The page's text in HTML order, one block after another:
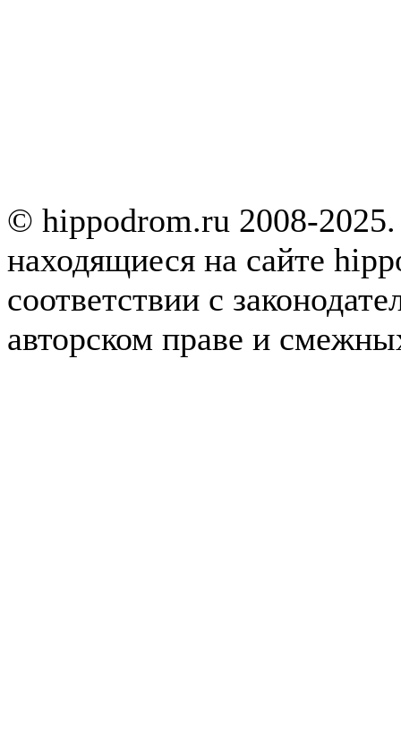
© hippodrom.ru 2008-
находящиеся на сайте
соответствии с
авторском праве и